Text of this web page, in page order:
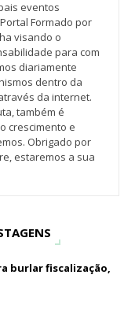
eventos
Formado por
visando o
para com
diariamente
dentro da
da internet.
também é
crescimento e
Obrigado por
estaremos a sua
burlar fiscalização,